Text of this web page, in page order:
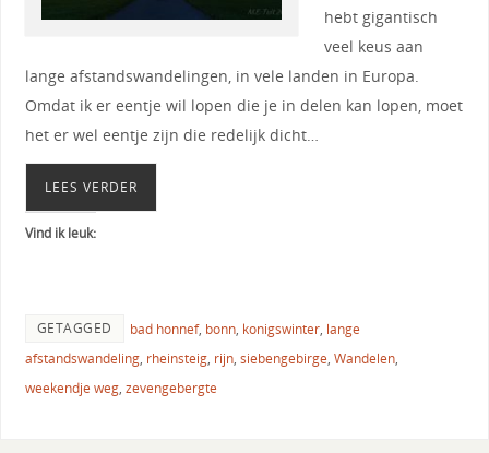
hebt gigantisch
veel keus aan
lange afstandswandelingen, in vele landen in Europa.
Omdat ik er eentje wil lopen die je in delen kan lopen, moet
het er wel eentje zijn die redelijk dicht…
LEES VERDER
Vind ik leuk:
GETAGGED bad honnef, bonn, konigswinter, lange
afstandswandeling, rheinsteig, rijn, siebengebirge, Wandelen,
weekendje weg, zevengebergte